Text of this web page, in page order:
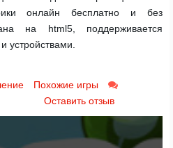
онлайн бесплатно и без
на html5, поддерживается
устройствами.
Похожие игры
Оставить отзыв